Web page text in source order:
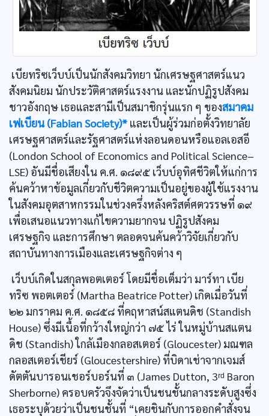
เบียทริซเว็บบ์เป็นนักสังคมวิทยา นักเศรษฐศาสตร์แนว
สังคมนิยม นักประวัติศาสตร์แรงงาน และนักปฏิรูปสังคม
ชาวอังกฤษ เธอและสามีเป็นสมาชิกรุ่นแรก ๆ ของสมาคม
เฟเบียน (Fabian Society)* และเป็นผู้ร่วมก่อตั้งวิทยาลัย
เศรษฐศาสตร์และรัฐศาสตร์แห่งลอนดอนหรือแอลเอสอี
(London School of Economics and Political Science–
LSE) อันมีชื่อเสียงใน ค.ศ. ๑๘๙๕ เว็บบ์อุทิศชีวิตให้แก่การ
ค้นคว้าหาข้อมูลเกี่ยวกับชีวิตความเป็นอยู่ของผู้ใช้แรงงาน
ในสังคมอุตสาหกรรมในช่วงครึ่งหลังคริสต์ศตวรรษที่ ๑๙
เพื่อเสนอแนวทางแก้ไขความยากจน ปฏิรูปสังคม
เศรษฐกิจ และการศึกษา ตลอดจนค้นคว้าวิจัยเกี่ยวกับ
สถาบันทางการเมืองและเศรษฐกิจต่าง ๆ
เว็บบ์เกิดในสกุลพอตเตอร์ โดยมีชื่อเต็มว่า มาร์ทา เบีย
ทริซ พอตเตอร์ (Martha Beatrice Potter) เกิดเมื่อวันที่
๒๒ มกราคม ค.ศ. ๑๘๕๘ ที่คฤหาสน์สแตนดิช (Standish
House) ซึ่งมีเนื้อที่กว้างใหญ่กว่า ๗๕ ไร่ ในหมู่บ้านสแตน
ดิช (Standish) ใกล้เมืองกลอสเตอร์ (Gloucester) มณฑล
กลอสเตอร์เชียร์ (Gloucestershire) ที่บิดาเช่าจากเจมส์
ดัตตันบารอนเชอร์บอร์นที่ ๓ (James Dutton, 3ʳᵈ Baron
Sherborne) ครอบครัวจึงจัดว่าเป็นชนชั้นกลางระดับสูงซึ่ง
เธอระบุด้วยว่าเป็นชนชั้นที่ “เคยชินกับการออกคำสั่งจน